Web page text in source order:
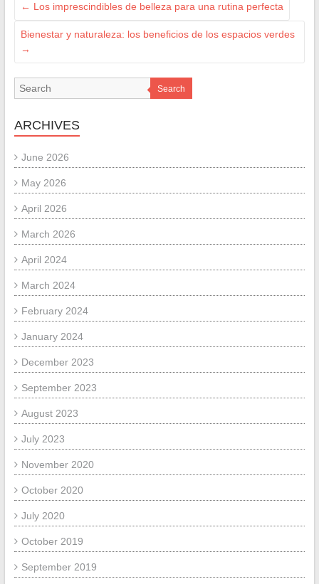
← Los imprescindibles de belleza para una rutina perfecta
Bienestar y naturaleza: los beneficios de los espacios verdes
→
Search
ARCHIVES
June 2026
May 2026
April 2026
March 2026
April 2024
March 2024
February 2024
January 2024
December 2023
September 2023
August 2023
July 2023
November 2020
October 2020
July 2020
October 2019
September 2019